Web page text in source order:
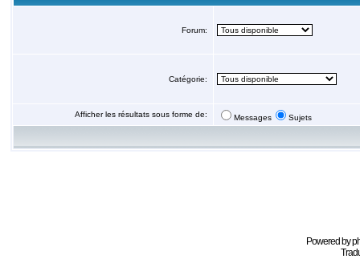
Forum:
Catégorie:
Afficher les résultats sous forme de: Messages Sujets
Powered by